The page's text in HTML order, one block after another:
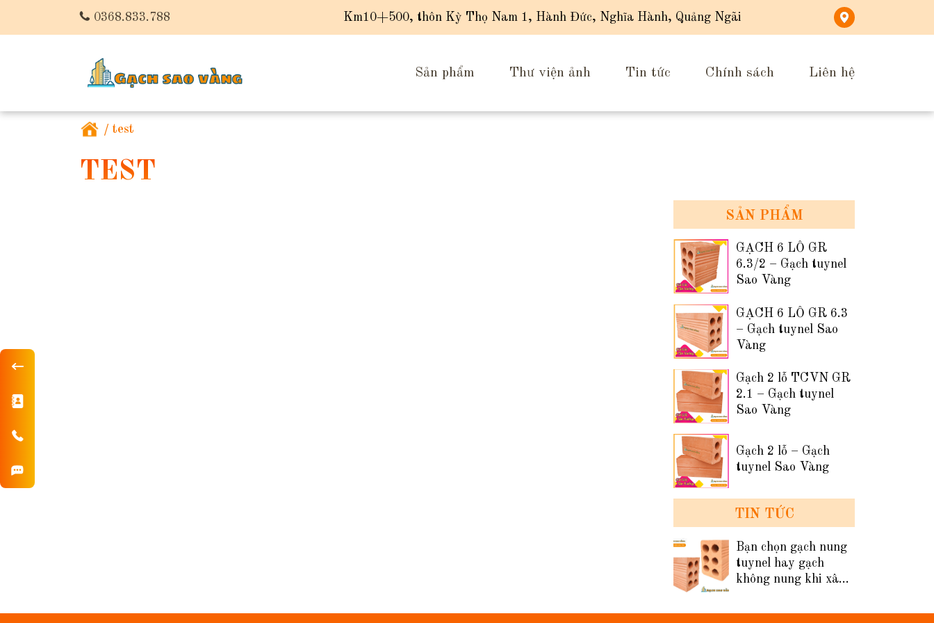
0368.833.788 Km10+500, thôn Kỳ Thọ Nam 1, Hành Đức, Nghĩa Hành, Quảng Ngãi
Sản phẩm Thư viện ảnh Tin tức Chính sách Liên hệ
/ test
TEST
SẢN PHẨM
GẠCH 6 LỖ GR
6.3/2 – Gạch tuynel
Sao Vàng
GẠCH 6 LỖ GR 6.3
– Gạch tuynel Sao
Vàng
Gạch 2 lỗ TCVN GR
2.1 – Gạch tuynel
Sao Vàng
Gạch 2 lỗ – Gạch
tuynel Sao Vàng
TIN TỨC
Bạn chọn gạch nung
tuynel hay gạch
không nung khi xây